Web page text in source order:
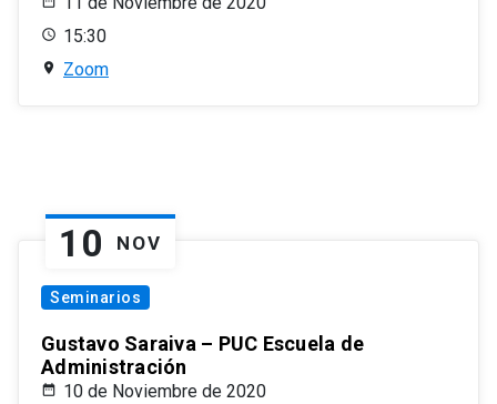
15:30
Zoom
10 NOV
Seminarios
Gustavo Saraiva – PUC Escuela de
Administración
10 de Noviembre de 2020